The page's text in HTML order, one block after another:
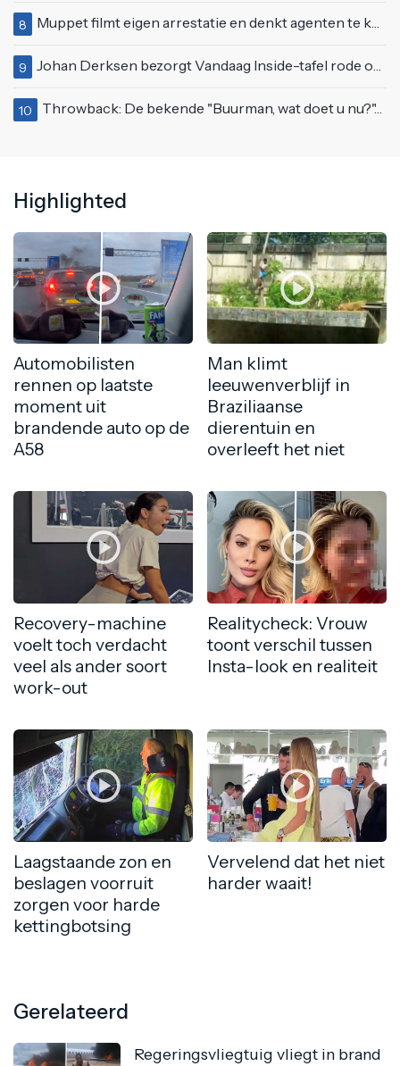
8 Muppet filmt eigen arrestatie en denkt agenten te kunnen laten schorsen: "Jullie krijgen maandje vakantie"
9 Johan Derksen bezorgt Vandaag Inside-tafel rode oortjes met vuig verhaal: "Dat gebeurde al in de gang"
10 Throwback: De bekende "Buurman, wat doet u nu?"-scène uit Flodder met Tatjana Šimić
Highlighted
Automobilisten
rennen op laatste
moment uit
brandende auto op de
A58
Man klimt
leeuwenverblijf in
Braziliaanse
dierentuin en
overleeft het niet
Recovery-machine
voelt toch verdacht
veel als ander soort
work-out
Realitycheck: Vrouw
toont verschil tussen
Insta-look en realiteit
Laagstaande zon en
beslagen voorruit
zorgen voor harde
kettingbotsing
Vervelend dat het niet
harder waait!
Gerelateerd
Regeringsvliegtuig vliegt in brand